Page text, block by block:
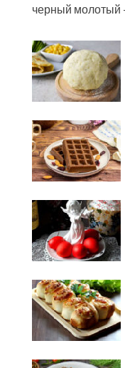
черный молотый